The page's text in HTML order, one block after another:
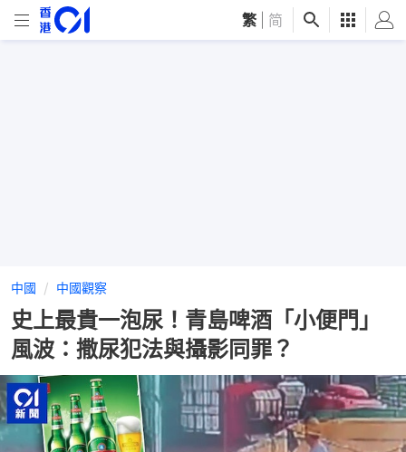
繁 简
中國 中國觀察
史上最貴一泡尿！青島啤酒「小便門」
風波：撒尿犯法與攝影同罪？